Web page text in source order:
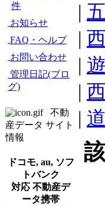
件
お知らせ
FAQ・ヘルプ
お問い合わせ
管理日記(ブロ
グ)
不動
産データ サイト
情報
ドコモ, au, ソフ
トバンク
対応 不動産デ
ータ携帯
|
|
|
|
|